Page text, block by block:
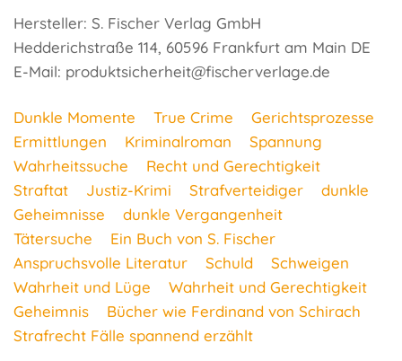
Hersteller: S. Fischer Verlag GmbH
Hedderichstraße 114, 60596 Frankfurt am Main DE
E-Mail: produktsicherheit@fischerverlage.de
Dunkle Momente True Crime
Gerichtsprozesse
Ermittlungen
Kriminalroman
Spannung
Wahrheitssuche
Recht und Gerechtigkeit
Straftat
Justiz-Krimi Strafverteidiger
dunkle
Geheimnisse
dunkle Vergangenheit
Tätersuche
Ein Buch von S. Fischer
Anspruchsvolle Literatur
Schuld
Schweigen
Wahrheit und Lüge
Wahrheit und Gerechtigkeit
Geheimnis
Bücher wie Ferdinand von Schirach
Strafrecht Fälle spannend erzählt